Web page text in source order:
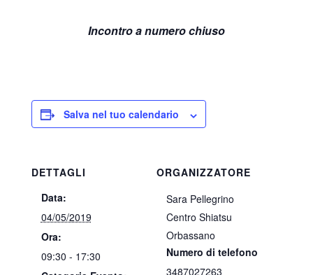
Incontro a numero chiuso
Salva nel tuo calendario
DETTAGLI
Data:
04/05/2019
Ora:
09:30 - 17:30
ORGANIZZATORE
Sara Pellegrino
Centro Shiatsu
Orbassano
Numero di telefono
3487027263